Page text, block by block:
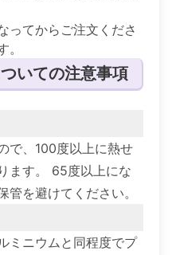
ってからご注文くださ
いての注意事項
で、100度以上に熱せ
ます。 65度以上にな
管を避けてください。
ミニウムと同程度でプ